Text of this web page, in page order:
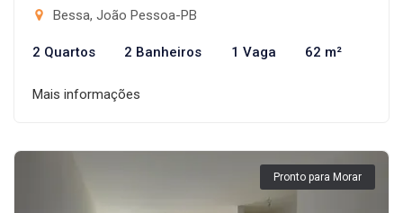
Bessa, João Pessoa-PB
2 Quartos 2 Banheiros 1 Vaga 62 m²
Mais informações
Pronto para Morar